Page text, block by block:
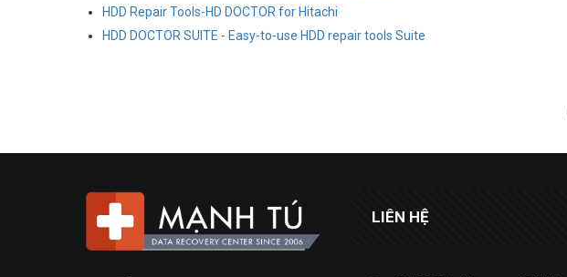
HDD Repair Tools-HD DOCTOR for Hitachi
HDD DOCTOR SUITE - Easy-to-use HDD repair tools Suite
LIÊN HỆ